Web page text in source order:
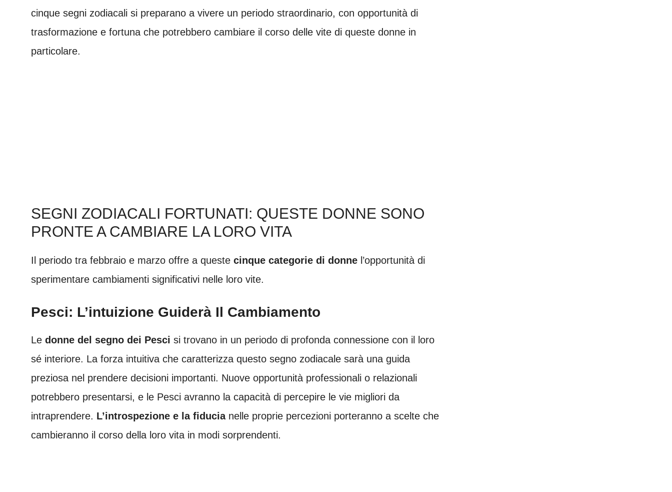
cinque segni zodiacali si preparano a vivere un periodo straordinario, con opportunità di
trasformazione e fortuna che potrebbero cambiare il corso delle vite di queste donne in
particolare.
SEGNI ZODIACALI FORTUNATI: QUESTE DONNE SONO
PRONTE A CAMBIARE LA LORO VITA
Il periodo tra febbraio e marzo offre a queste cinque categorie di donne l’opportunità di
sperimentare cambiamenti significativi nelle loro vite.
Pesci: L’intuizione Guiderà Il Cambiamento
Le donne del segno dei Pesci si trovano in un periodo di profonda connessione con il loro
sé interiore. La forza intuitiva che caratterizza questo segno zodiacale sarà una guida
preziosa nel prendere decisioni importanti. Nuove opportunità professionali o relazionali
potrebbero presentarsi, e le Pesci avranno la capacità di percepire le vie migliori da
intraprendere. L’introspezione e la fiducianelle proprie percezioni porteranno a scelte che
cambieranno il corso della loro vita in modi sorprendenti.